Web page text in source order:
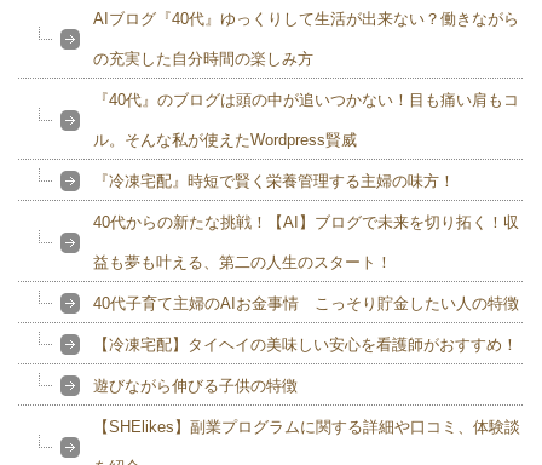
AIブログ『40代』ゆっくりして生活が出来ない？働きながら
の充実した自分時間の楽しみ方
『40代』のブログは頭の中が追いつかない！目も痛い肩もコ
ル。そんな私が使えたWordpress賢威
『冷凍宅配』時短で賢く栄養管理する主婦の味方！
40代からの新たな挑戦！【AI】ブログで未来を切り拓く！収
益も夢も叶える、第二の人生のスタート！
40代子育て主婦のAIお金事情 こっそり貯金したい人の特徴
【冷凍宅配】タイヘイの美味しい安心を看護師がおすすめ！
遊びながら伸びる子供の特徴
【SHElikes】副業プログラムに関する詳細や口コミ、体験談